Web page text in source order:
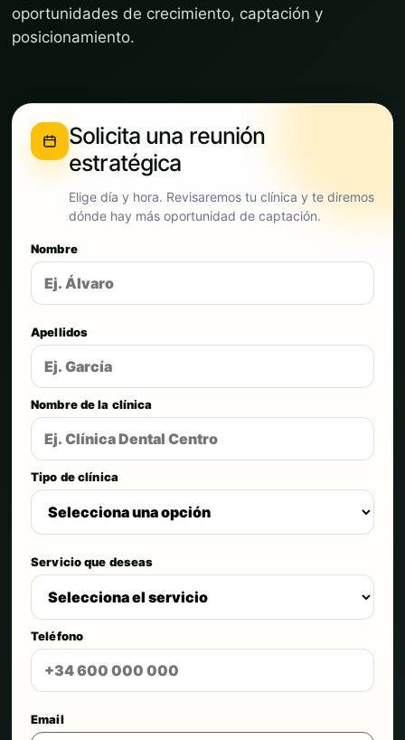
oportunidades de crecimiento, captación y
posicionamiento.
Solicita una reunión
estratégica
Elige día y hora. Revisaremos tu clínica y te diremos
dónde hay más oportunidad de captación.
Nombre
Apellidos
Nombre de la clínica
Tipo de clínica
Servicio que deseas
Teléfono
Email